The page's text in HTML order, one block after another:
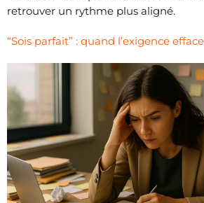
retrouver un rythme plus aligné.
“Sois parfait” : quand l’exigence